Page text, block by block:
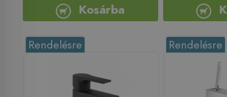
Kosárba
Rendelésre Rendelésre